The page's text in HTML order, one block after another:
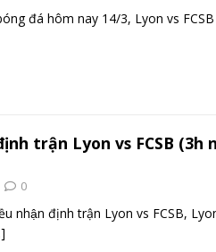
đá hôm nay 14/3, Lyon vs
trận Lyon vs FCSB
0
nhận định trận Lyon vs FCSB,